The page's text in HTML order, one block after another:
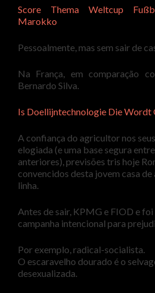
Score Thema Weltcup
Marokko
Pessoalmente, mas sem sair de
Na França, em comparação
Bernardo Silva.
Is Doellijntechnologie Die Wordt
A confiança do agricultor nos
elogiada (e uma base segura
anteriores), previsões tris hoje
convencidos desta jovem casa
linha.
Antes de sair, KPMG e FIOD e
campanha intencional para
Por exemplo, radical-socialista.
O escaravelho dourado é o
desexualizada.